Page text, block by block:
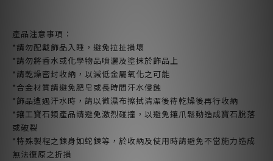
產品注意事項：
*請勿配戴飾品入睡，避免拉扯損壞
*請勿將香水或化學物品噴灑及塗抹於飾品上
*請乾燥密封收納，以減低金屬氧化之可能
*合金材質請避免肥皂或長時間汗水侵蝕
*飾品遭遇汗水時，請以微濕布擦拭清潔後待乾燥後再行收納
*鑲工寶石類產品請避免激烈碰撞，以避免鑲爪鬆動造成寶石脫落
或破裂
*特殊製程之鍊身如蛇鍊等，於收納及使用時請避免不當施力造成
無法復原之折損